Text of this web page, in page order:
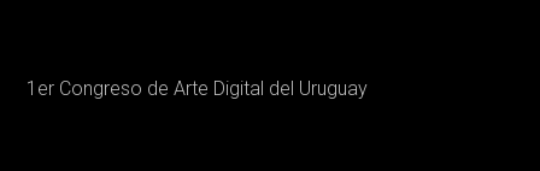
1er Congreso de Arte Digital del Uruguay